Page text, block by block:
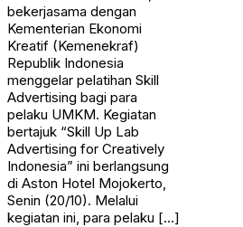
bekerjasama dengan
Kementerian Ekonomi
Kreatif (Kemenekraf)
Republik Indonesia
menggelar pelatihan Skill
Advertising bagi para
pelaku UMKM. Kegiatan
bertajuk “Skill Up Lab
Advertising for Creatively
Indonesia” ini berlangsung
di Aston Hotel Mojokerto,
Senin (20/10). Melalui
kegiatan ini, para pelaku […]